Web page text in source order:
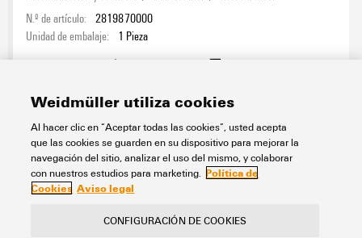
N.º de artículo: 2819870000
Unidad de embalaje:
1 Pieza
Añadir a la consulta
Weidmüller utiliza cookies
Al hacer clic en “Aceptar todas las cookies”, usted acepta
que las cookies se guarden en su dispositivo para mejorar la
navegación del sitio, analizar el uso del mismo, y colaborar
con nuestros estudios para marketing. Política de
Cookies Aviso legal
CONFIGURACIÓN DE COOKIES